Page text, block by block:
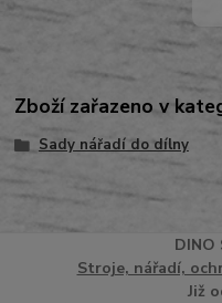
Zboží zařazeno v
Sady nářadí do dílny
DINO
Stroje, nářadí,
Již